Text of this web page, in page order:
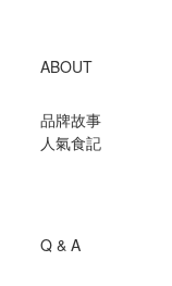
ABOUT
品牌故事
人氣食記
Q & A